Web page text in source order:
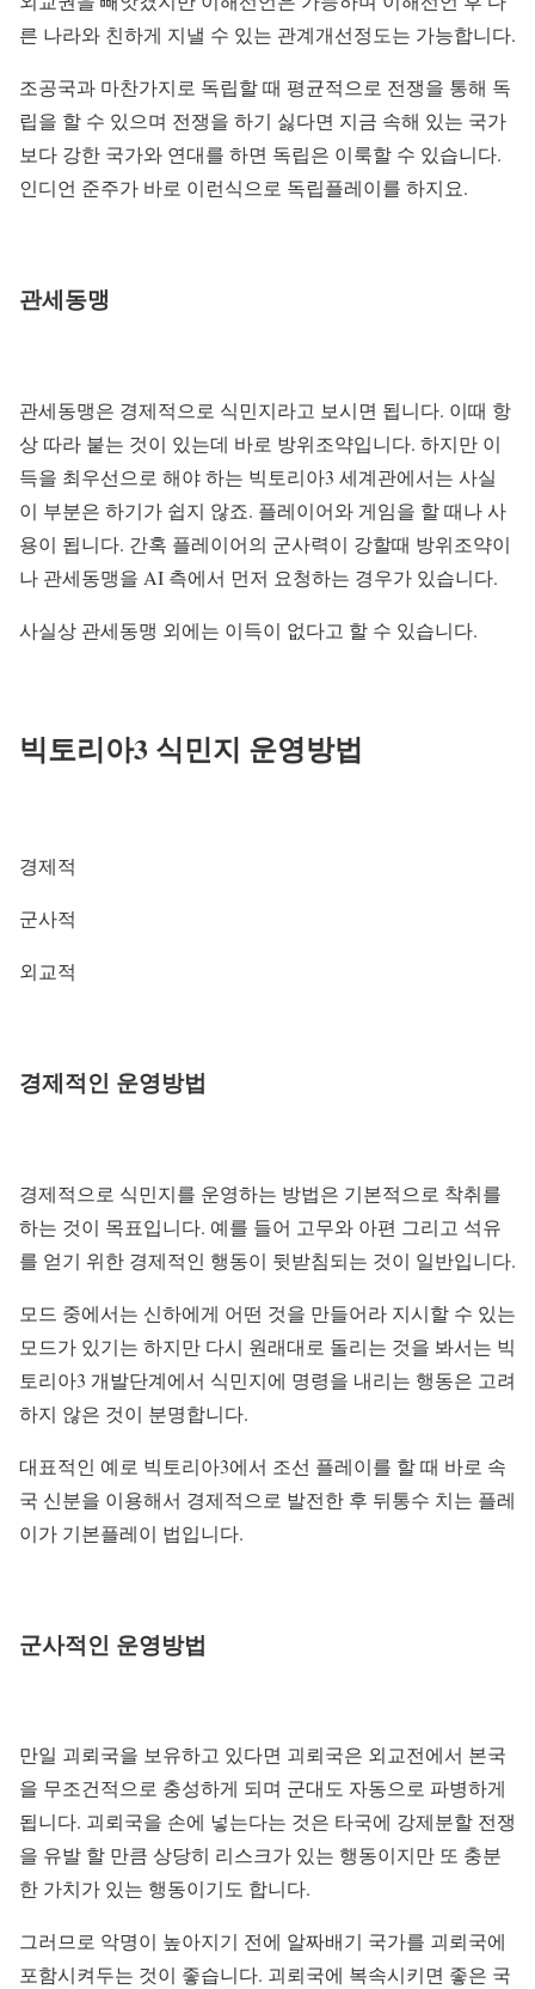
른 나라와 친하게 지낼 수 있는 관계개선정도는 가능합니다.
조공국과 마찬가지로 독립할 때 평균적으로 전쟁을 통해 독
립을 할 수 있으며 전쟁을 하기 싫다면 지금 속해 있는 국가
보다 강한 국가와 연대를 하면 독립은 이룩할 수 있습니다.
인디언 준주가 바로 이런식으로 독립플레이를 하지요.
관세동맹
관세동맹은 경제적으로 식민지라고 보시면 됩니다. 이때 항
상 따라 붙는 것이 있는데 바로 방위조약입니다. 하지만 이
득을 최우선으로 해야 하는 빅토리아3 세계관에서는 사실
이 부분은 하기가 쉽지 않죠. 플레이어와 게임을 할 때나 사
용이 됩니다. 간혹 플레이어의 군사력이 강할때 방위조약이
나 관세동맹을 AI 측에서 먼저 요청하는 경우가 있습니다.
사실상 관세동맹 외에는 이득이 없다고 할 수 있습니다.
빅토리아3 식민지 운영방법
경제적
군사적
외교적
경제적인 운영방법
경제적으로 식민지를 운영하는 방법은 기본적으로 착취를
하는 것이 목표입니다. 예를 들어 고무와 아편 그리고 석유
를 얻기 위한 경제적인 행동이 뒷받침되는 것이 일반입니다.
모드 중에서는 신하에게 어떤 것을 만들어라 지시할 수 있는
모드가 있기는 하지만 다시 원래대로 돌리는 것을 봐서는 빅
토리아3 개발단계에서 식민지에 명령을 내리는 행동은 고려
하지 않은 것이 분명합니다.
대표적인 예로 빅토리아3에서 조선 플레이를 할 때 바로 속
국 신분을 이용해서 경제적으로 발전한 후 뒤통수 치는 플레
이가 기본플레이 법입니다.
군사적인 운영방법
만일 괴뢰국을 보유하고 있다면 괴뢰국은 외교전에서 본국
을 무조건적으로 충성하게 되며 군대도 자동으로 파병하게
됩니다. 괴뢰국을 손에 넣는다는 것은 타국에 강제분할 전쟁
을 유발 할 만큼 상당히 리스크가 있는 행동이지만 또 충분
한 가치가 있는 행동이기도 합니다.
그러므로 악명이 높아지기 전에 알짜배기 국가를 괴뢰국에
포함시켜두는 것이 좋습니다. 괴뢰국에 복속시키면 좋은 국